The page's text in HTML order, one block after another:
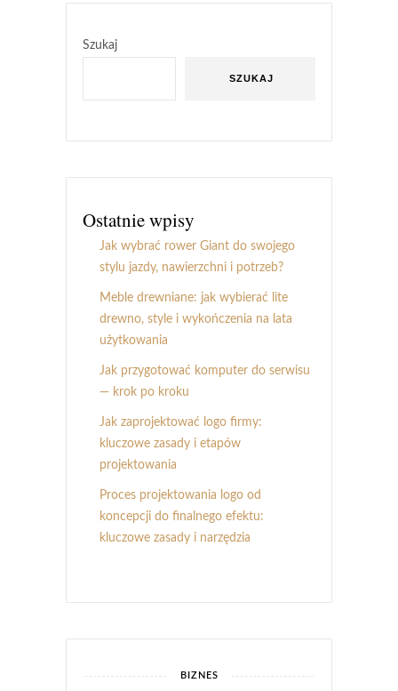
Szukaj
SZUKAJ
Ostatnie wpisy
Jak wybrać rower Giant do swojego
stylu jazdy, nawierzchni i potrzeb?
Meble drewniane: jak wybierać lite
drewno, style i wykończenia na lata
użytkowania
Jak przygotować komputer do serwisu
— krok po kroku
Jak zaprojektować logo firmy:
kluczowe zasady i etapów
projektowania
Proces projektowania logo od
koncepcji do finalnego efektu:
kluczowe zasady i narzędzia
BIZNES